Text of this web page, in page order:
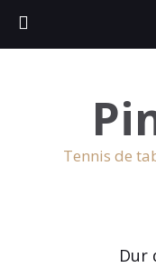
Tennis de
Dur